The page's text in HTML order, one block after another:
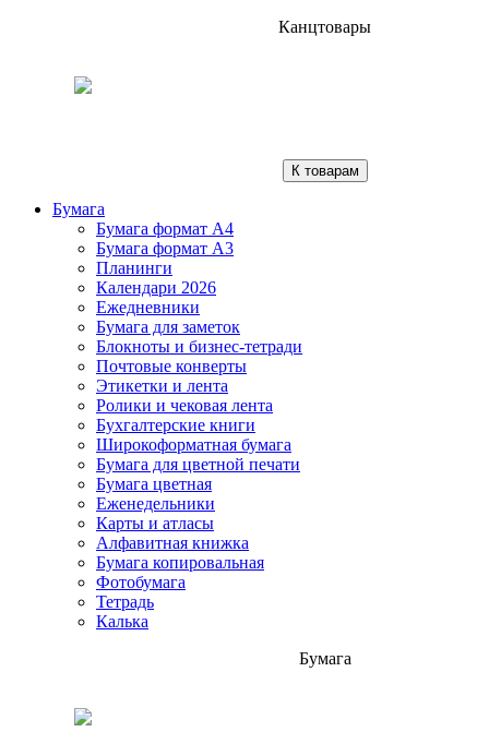
Канцтовары
К товарам
Бумага
Бумага формат А4
Бумага формат А3
Планинги
Календари 2026
Ежедневники
Бумага для заметок
Блокноты и бизнес-тетради
Почтовые конверты
Этикетки и лента
Ролики и чековая лента
Бухгалтерские книги
Широкоформатная бумага
Бумага для цветной печати
Бумага цветная
Еженедельники
Карты и атласы
Алфавитная книжка
Бумага копировальная
Фотобумага
Тетрадь
Калька
Бумага